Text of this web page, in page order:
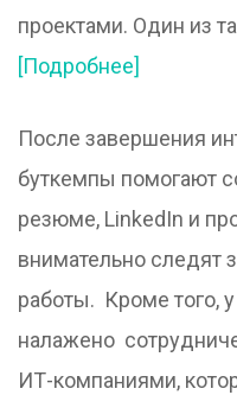
проектами. Один из
[Подробнее]
После завершения
буткемпы помогают
резюме, LinkedIn и
внимательно следят
работы. Кроме того,
налажено
ИТ-компаниями,